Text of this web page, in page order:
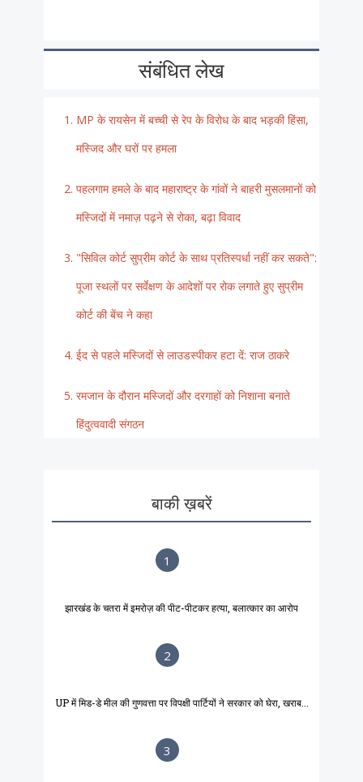
संबंधित लेख
MP के रायसेन में बच्ची से रेप के विरोध के बाद भड़की हिंसा,
मस्जिद और घरों पर हमला
पहलगाम हमले के बाद महाराष्ट्र के गांवों ने बाहरी मुसलमानों को
मस्जिदों में नमाज़ पढ़ने से रोका, बढ़ा विवाद
"सिविल कोर्ट सुप्रीम कोर्ट के साथ प्रतिस्पर्धा नहीं कर सकते":
पूजा स्थलों पर सर्वेक्षण के आदेशों पर रोक लगाते हुए सुप्रीम
कोर्ट की बेंच ने कहा
ईद से पहले मस्जिदों से लाउडस्पीकर हटा दें: राज ठाकरे
रमजान के दौरान मस्जिदों और दरगाहों को निशाना बनाते
हिंदुत्ववादी संगठन
बाकी ख़बरें
1
झारखंड के चतरा में इमरोज़ की पीट-पीटकर हत्या, बलात्कार का आरोप
2
UP में मिड-डे मील की गुणवत्ता पर विपक्षी पार्टियों ने सरकार को घेरा, खराब...
3